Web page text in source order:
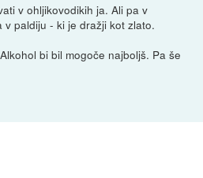
v ohljikovodikih ja. Ali pa v
paldiju - ki je dražji kot zlato.
bi bil mogoče najboljš. Pa še